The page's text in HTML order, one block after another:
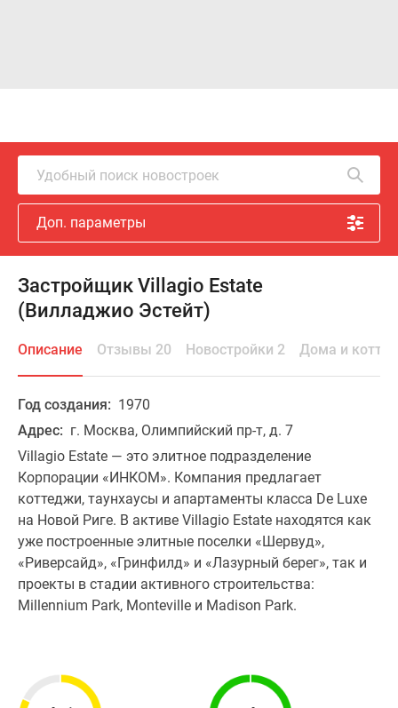
Удобный поиск новостроек
Доп. параметры
Застройщик Villagio Estate
(Вилладжио Эстейт)
Описание Отзывы 20 Новостройки 2 Дома и
Год создания: 1970
Адрес: г. Москва, Олимпийский пр-т, д. 7
Villagio Estate — это элитное подразделение
Корпорации «ИНКОМ». Компания предлагает
коттеджи, таунхаусы и апартаменты класса De Luxe
на Новой Риге. В активе Villagio Estate находятся как
уже построенные элитные поселки «Шервуд»,
«Риверсайд», «Гринфилд» и «Лазурный берег», так и
проекты в стадии активного строительства:
Millennium Park, Monteville и Madison Park.